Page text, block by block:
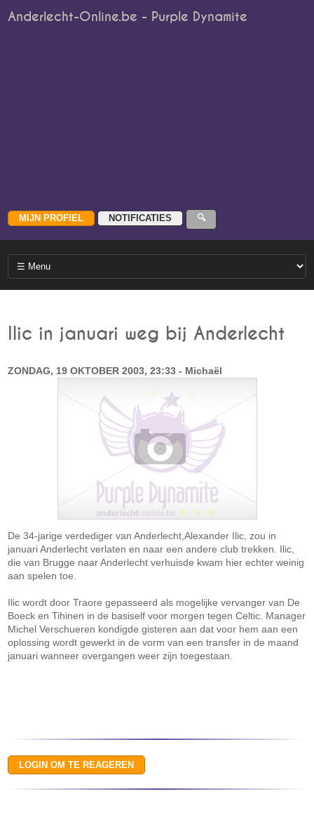
Anderlecht-Online.be - Purple Dynamite
Ilic in januari weg bij Anderlecht
ZONDAG, 19 OKTOBER 2003, 23:33 - Michaël
De 34-jarige verdediger van Anderlecht,Alexander Ilic, zou in
januari Anderlecht verlaten en naar een andere club trekken. Ilic,
die van Brugge naar Anderlecht verhuisde kwam hier echter weinig
aan spelen toe.
Ilic wordt door Traore gepasseerd als mogelijke vervanger van De
Boeck en Tihinen in de basiself voor morgen tegen Celtic. Manager
Michel Verschueren kondigde gisteren aan dat voor hem aan een
oplossing wordt gewerkt in de vorm van een transfer in de maand
januari wanneer overgangen weer zijn toegestaan.